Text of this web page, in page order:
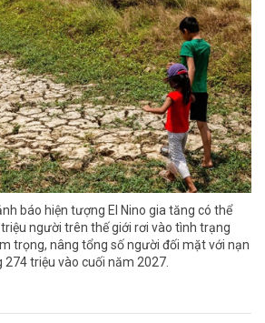
báo hiện tượng El Nino gia tăng có thể
người trên thế giới rơi vào tình trạng
trọng, nâng tổng số người đối mặt với nạn
triệu vào cuối năm 2027.